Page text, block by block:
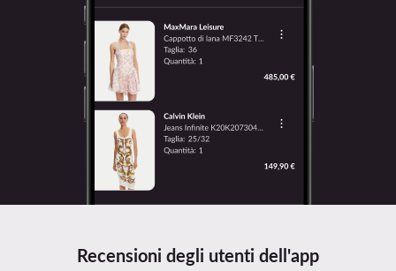
Recensioni degli utenti dell'app